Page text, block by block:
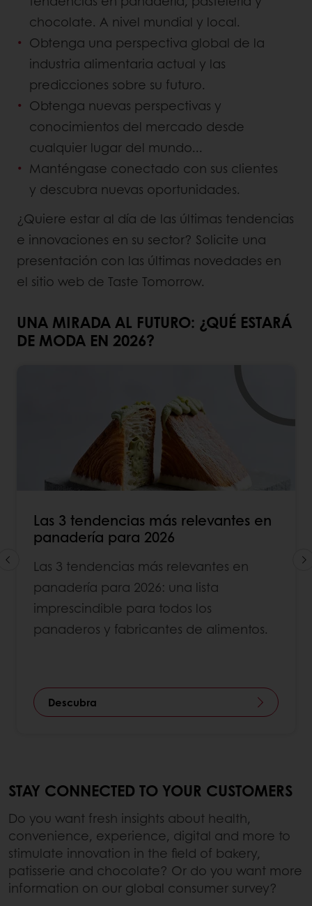
chocolate. A nivel mundial y local.
Obtenga una perspectiva global de la
industria alimentaria actual y las
predicciones sobre su futuro.
Obtenga nuevas perspectivas y
conocimientos del mercado desde
cualquier lugar del mundo...
Manténgase conectado con sus clientes
y descubra nuevas oportunidades.
¿Quiere estar al día de las últimas tendencias
e innovaciones en su sector? Solicite una
presentación con las últimas novedades en
el sitio web de Taste Tomorrow.
UNA MIRADA AL FUTURO: ¿QUÉ ESTARÁ
DE MODA EN 2026?
Las 3 tendencias más relevantes en
panadería para 2026
Las 3 tendencias más relevantes en
panadería para 2026: una lista
imprescindible para todos los
panaderos y fabricantes de alimentos.
Descubra
STAY CONNECTED TO YOUR CUSTOMERS
Do you want fresh insights about health,
convenience, experience, digital and more to
stimulate innovation in the field of bakery,
patisserie and chocolate? Or do you want more
information on our global consumer survey?